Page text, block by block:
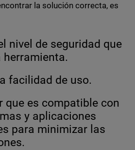
la solución correcta, es
nivel de seguridad que
herramienta.
facilidad de uso.
que es compatible con
y aplicaciones
para minimizar las